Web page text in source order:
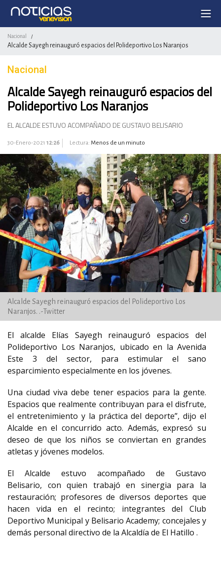
Nacional /
Alcalde Sayegh reinauguró espacios del Polideportivo Los Naranjos
Nacional
Alcalde Sayegh reinauguró espacios del
Polideportivo Los Naranjos
EL ALCALDE ESTUVO ACOMPAÑADO DE GUSTAVO BELISARIO
30-Enero-2021 12:26 Lectura: Menos de un minuto
Alcalde Sayegh reinauguró espacios del Polideportivo Los
Naranjos. .-Twitter
El alcalde Elías Sayegh reinauguró espacios del
Polideportivo Los Naranjos, ubicado en la Avenida
Este 3 del sector, para estimular el sano
esparcimiento especialmente en los jóvenes.
Una ciudad viva debe tener espacios para la gente.
Espacios que realmente contribuyan para el disfrute,
el entretenimiento y la práctica del deporte”, dijo el
Alcalde en el concurrido acto. Además, expresó su
deseo de que los niños se conviertan en grandes
atletas y jóvenes modelos.
El Alcalde estuvo acompañado de Gustavo
Belisario, con quien trabajó en sinergia para la
restauración; profesores de diversos deportes que
hacen vida en el recinto; integrantes del Club
Deportivo Municipal y Belisario Academy; concejales y
demás personal directivo de la Alcaldía de El Hatillo .